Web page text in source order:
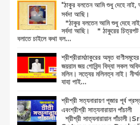
"ঠাকুর বলতেন আমি শুধু দেহে নাই,
সর্বদা আছি।
"ঠাকুর বলতেন আমি শুধু দেহে
সর্বদা আছি। " ঠাকুরের
বলাতে চাইলে কথা বল...
শ্রীশ্রীরামঠাকুরের অমৃত
জয়রাম জয় গোবিন্দ বিদ্যা সকল
মলিন। সত্যের মলিনত্ব নাই।
যাহা পাই...
শ্রীশ্রী সত্যনারায়ণ পূজার পূর্ব
এবংশ্রীশ্রী সাত্যনারায়ান পাঁচালী
শ্রীশ্রী সাত্যনারায়ান